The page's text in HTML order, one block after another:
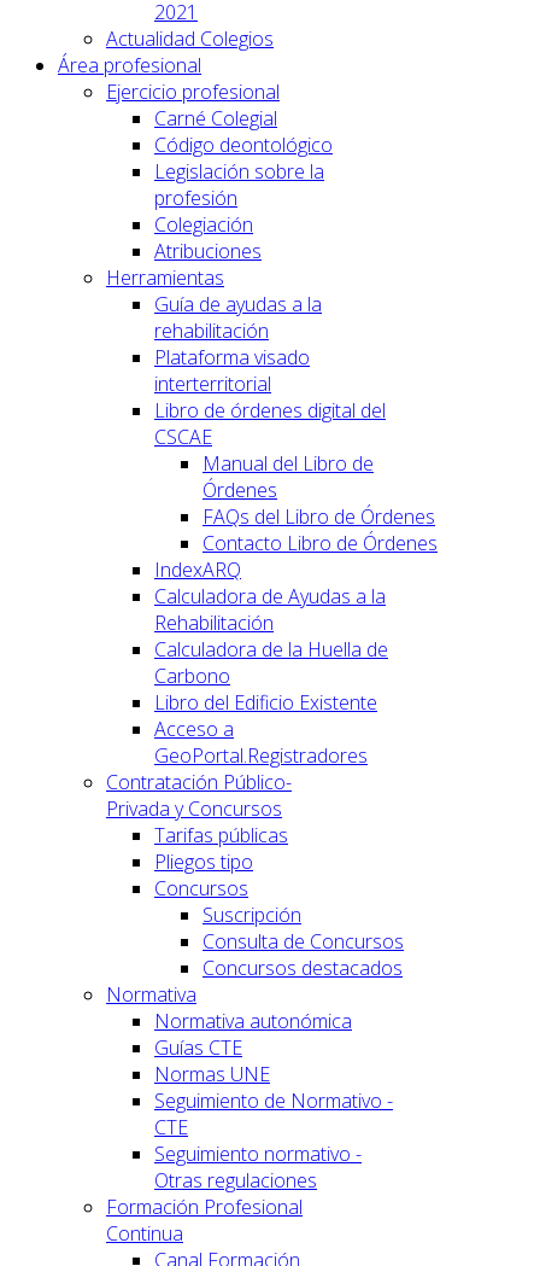
2021
Actualidad Colegios
Área profesional
Ejercicio profesional
Carné Colegial
Código deontológico
Legislación sobre la
profesión
Colegiación
Atribuciones
Herramientas
Guía de ayudas a la
rehabilitación
Plataforma visado
interterritorial
Libro de órdenes digital del
CSCAE
Manual del Libro de
Órdenes
FAQs del Libro de Órdenes
Contacto Libro de Órdenes
IndexARQ
Calculadora de Ayudas a la
Rehabilitación
Calculadora de la Huella de
Carbono
Libro del Edificio Existente
Acceso a
GeoPortal.Registradores
Contratación Público-
Privada y Concursos
Tarifas públicas
Pliegos tipo
Concursos
Suscripción
Consulta de Concursos
Concursos destacados
Normativa
Normativa autonómica
Guías CTE
Normas UNE
Seguimiento de Normativo -
CTE
Seguimiento normativo -
Otras regulaciones
Formación Profesional
Continua
Canal Formación